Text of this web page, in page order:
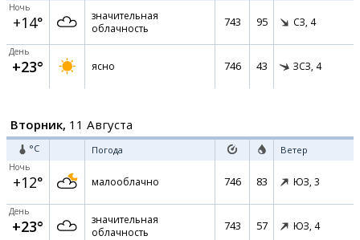
Ночь
+14°
значительная
облачность
743 95 СЗ, 4
День
+23° ясно 746 43 ЗСЗ, 4
Вторник, 11 Августа
°C Погода Ветер
Ночь
+12° малооблачно 746 83 ЮЗ, 3
День
+23°
значительная
облачность
743 57 ЮЗ, 4